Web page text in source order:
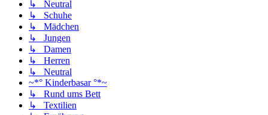
↳ Neutral
↳ Schuhe
↳ Mädchen
↳ Jungen
↳ Damen
↳ Herren
↳ Neutral
~*° Kinderbasar °*~
↳ Rund ums Bett
↳ Textilien